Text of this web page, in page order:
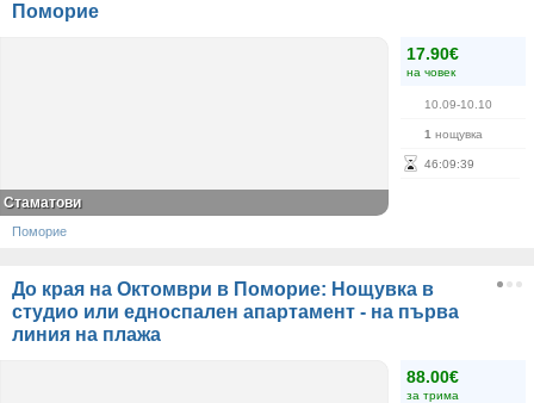
Поморие
17.90€
на човек
10.09-10.10
1 нощувка
46:09:39
Стаматови
Поморие
До края на Октомври в Поморие: Нощувка в
студио или едноспален апартамент - на първа
линия на плажа
88.00€
за трима